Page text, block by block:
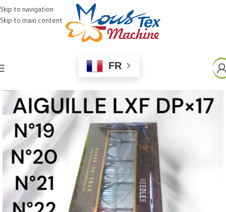
Skip to navigation
Skip to main content
FR